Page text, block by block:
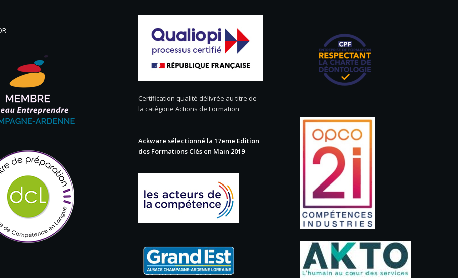
Certification qualité délivrée au titre de
la catégorie Actions de Formation
Ackware sélectionné la 17eme Edition
des Formations Clés en Main 2019